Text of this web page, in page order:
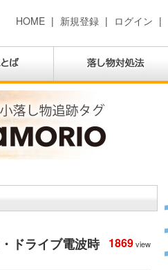
HOME | 新規登録 | ログイン |
1869view
ドライブ電波時